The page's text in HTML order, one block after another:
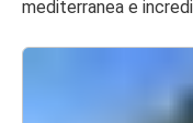
mediterranea e